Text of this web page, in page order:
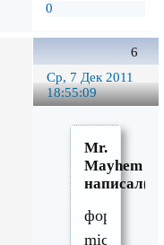
0
6
Ср, 7 Дек 2011
18:55:09
Mr.
Mayhem
формата
microITX